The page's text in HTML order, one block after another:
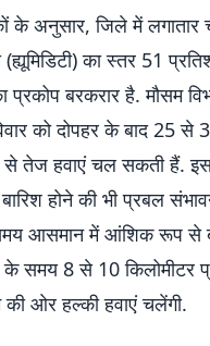
के अनुसार, जिले में लगातार
(ह्यूमिडिटी) का स्तर 51
बरकरार है. मौसम
को दोपहर के बाद 25 से
से तेज हवाएं चल सकती हैं.
होने की भी प्रबल
आसमान में आंशिक रूप से
समय 8 से 10 किलोमीटर
की ओर हल्की हवाएं चलेंगी.